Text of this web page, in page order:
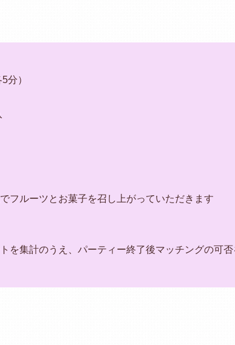
分）
フルーツとお菓子を召し上がっていただきます
を集計のうえ、パーティー終了後マッチングの可